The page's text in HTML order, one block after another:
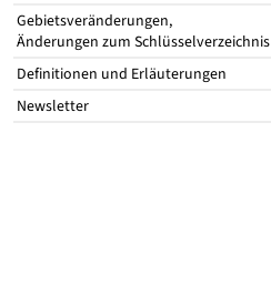
Gebietsveränderungen,
Änderungen zum Schlüsselverzeichnis
Definitionen und Erläuterungen
Newsletter